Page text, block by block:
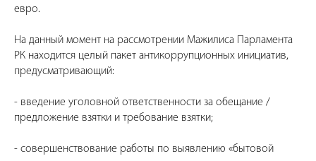
евро.
На данный момент на рассмотрении Мажилиса Парламента
РК находится целый пакет антикоррупционных инициатив,
предусматривающий:
- введение уголовной ответственности за обещание /
предложение взятки и требование взятки;
- совершенствование работы по выявлению «бытовой